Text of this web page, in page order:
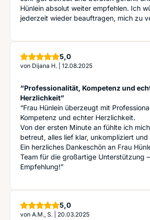
Hünlein absolut weiter empfehlen. Ich
jederzeit wieder beauftragen, mich zu
5,0Sterne
von Dijana H. 12.08.2025
“Professionalität, Kompetenz und
Herzlichkeit”
“Frau Hünlein überzeugt mit
Kompetenz und echter Herzlichkeit.
Von der ersten Minute an fühlte ich
betreut, alles lief klar, unkompliziert und
Ein herzliches Dankeschön an Frau
Team für die großartige Unterstützung
Empfehlung!”
5,0Sterne
von A.M., S. 20.03.2025